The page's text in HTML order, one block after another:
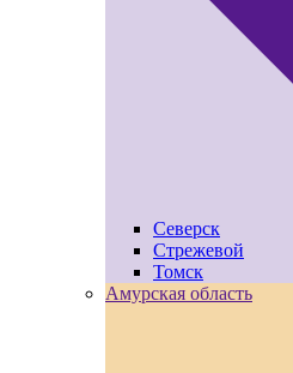
Северск
Стрежевой
Томск
Амурская область